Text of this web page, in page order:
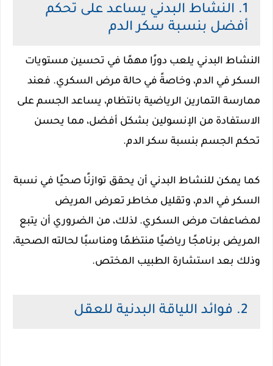
1. النشاط البدني يساعد على تحكم
أفضل بنسبة سكر الدم
النشاط البدني يلعب دورًا مهمًا في تحسين مستويات
السكر في الدم، وخاصةً في حالة مرض السكري. فعند
ممارسة التمارين الرياضية بانتظام، يساعد الجسم على
الاستفادة من الإنسولين بشكل أفضل، مما يحسن
تحكم الجسم بنسبة سكر الدم.
كما يمكن للنشاط البدني أن يحقق توازنًا صحيًا في نسبة
السكر في الدم، وتقليل مخاطر تعرض المريض
لمضاعفات مرض السكري. لذلك، من الضروري أن يتبع
المريض برنامجًا رياضيًا منتظمًا ومناسبًا لحالته الصحية،
وذلك بعد استشارة الطبيب المختص.
2. فوائد اللياقة البدنية للعقل